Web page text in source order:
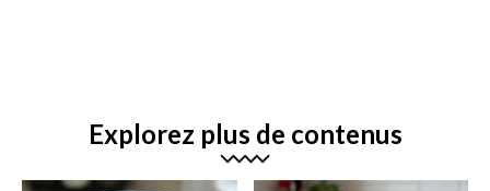
Explorez plus de contenus